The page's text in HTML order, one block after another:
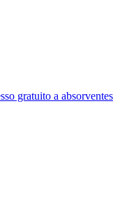
gratuito a absorventes